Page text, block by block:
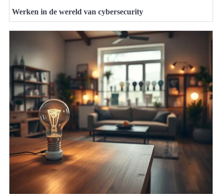
Werken in de wereld van cybersecurity